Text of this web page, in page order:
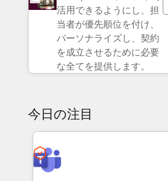
活用できるようにし、担
当者が優先順位を付け、
パーソナライズし、契約
を成立させるために必要
な全てを提供します。
今日の注目